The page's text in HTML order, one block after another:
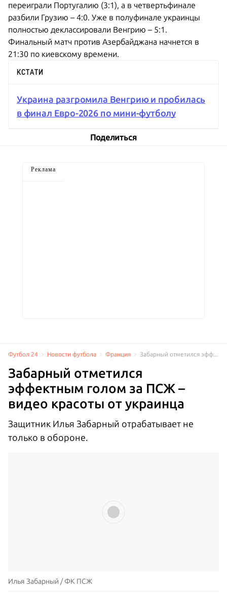
переиграли Португалию (3:1), а в четвертьфинале
разбили Грузию – 4:0. Уже в полуфинале украинцы
полностью деклассировали Венгрию – 5:1.
Финальный матч против Азербайджана начнется в
21:30 по киевскому времени.
КСТАТИ
Украина разгромила Венгрию и пробилась
в финал Евро-2026 по мини-футболу
Поделиться
Реклама